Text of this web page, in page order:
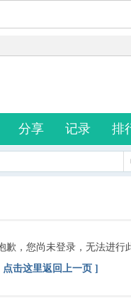
分享 记录 排
歉，您尚未登录，无法进行
点击这里返回上一页 ]